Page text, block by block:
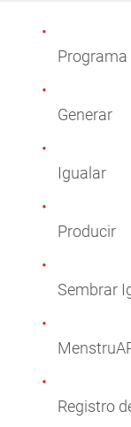
Generar
Igualar
Producir
Sembrar
Registro